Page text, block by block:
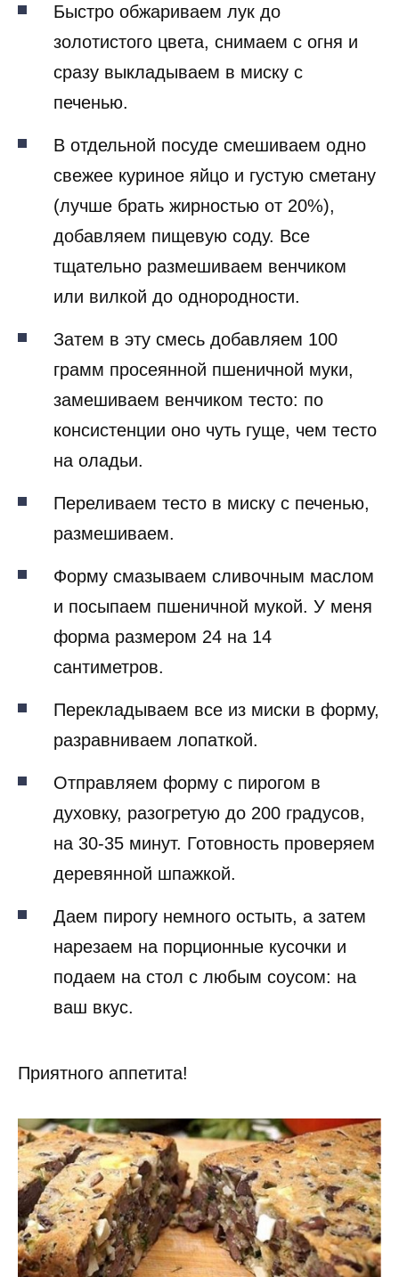
Быстро обжариваем лук до
золотистого цвета, снимаем с огня и
сразу выкладываем в миску с
печенью.
В отдельной посуде смешиваем одно
свежее куриное яйцо и густую сметану
(лучше брать жирностью от 20%),
добавляем пищевую соду. Все
тщательно размешиваем венчиком
или вилкой до однородности.
Затем в эту смесь добавляем 100
грамм просеянной пшеничной муки,
замешиваем венчиком тесто: по
консистенции оно чуть гуще, чем тесто
на оладьи.
Переливаем тесто в миску с печенью,
размешиваем.
Форму смазываем сливочным маслом
и посыпаем пшеничной мукой. У меня
форма размером 24 на 14
сантиметров.
Перекладываем все из миски в форму,
разравниваем лопаткой.
Отправляем форму с пирогом в
духовку, разогретую до 200 градусов,
на 30-35 минут. Готовность проверяем
деревянной шпажкой.
Даем пирогу немного остыть, а затем
нарезаем на порционные кусочки и
подаем на стол с любым соусом: на
ваш вкус.
Приятного аппетита!